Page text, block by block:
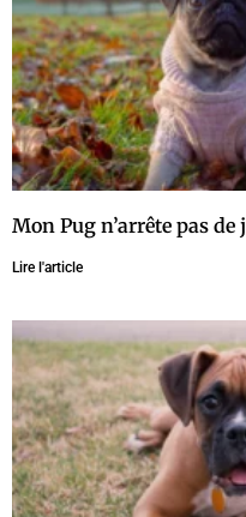
Mon Pug n’arrête pas de
Lire l'article